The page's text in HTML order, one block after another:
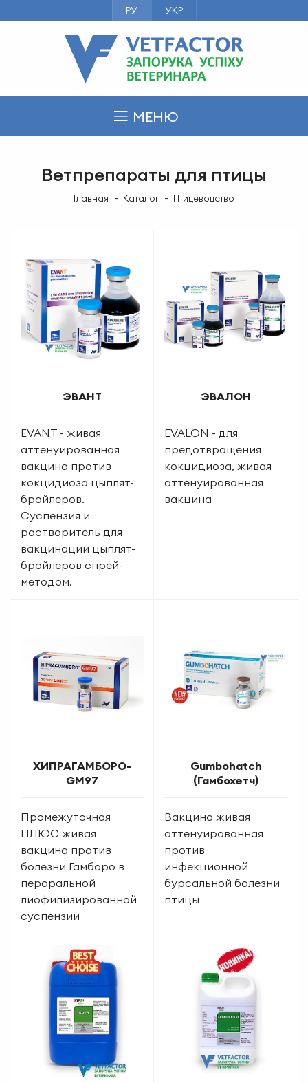
РУ УКР
МЕНЮ
Ветпрепараты для птицы
Главная Каталог Птицеводство
ЭВАНТ
EVANT - живая
аттенуированная
вакцина против
кокцидиоза цыплят-
бройлеров.
Суспензия и
растворитель для
вакцинации цыплят-
бройлеров спрей-
методом.
ЭВАЛОН
EVALON - для
предотвращения
кокцидиоза, живая
аттенуированная
вакцина
ХИПРАГАМБОРО-
GM97
Промежуточная
ПЛЮС живая
вакцина против
болезни Гамборо в
пероральной
лиофилизированной
суспензии
Gumbohatch
(Гамбохетч)
Вакцина живая
аттенуированная
против
инфекционной
бурсальной болезни
птицы